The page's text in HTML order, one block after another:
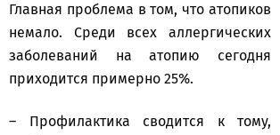
Главная проблема в том, что атопиков
немало. Среди всех аллергических
заболеваний на атопию сегодня
приходится примерно 25%.
– Профилактика сводится к тому,